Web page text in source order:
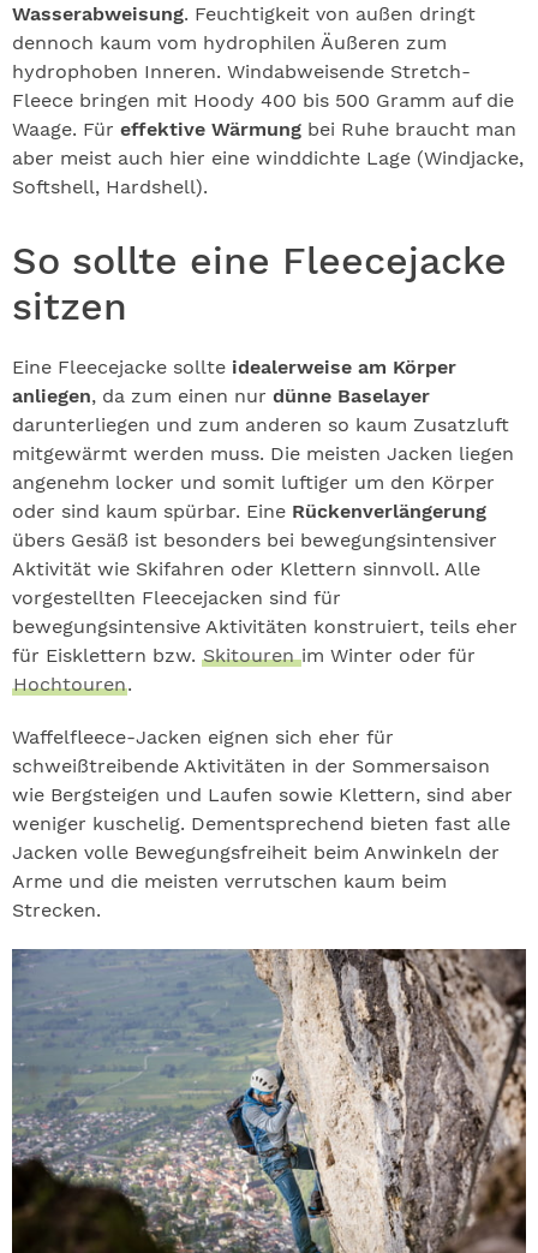
Wasserabweisung. Feuchtigkeit von außen dringt
dennoch kaum vom hydrophilen Äußeren zum
hydrophoben Inneren. Windabweisende Stretch-
Fleece bringen mit Hoody 400 bis 500 Gramm auf die
Waage. Für effektive Wärmung bei Ruhe braucht man
aber meist auch hier eine winddichte Lage (Windjacke,
Softshell, Hardshell).
So sollte eine Fleecejacke
sitzen
Eine Fleecejacke sollte idealerweise am Körper
anliegen, da zum einen nur dünne Baselayer
darunterliegen und zum anderen so kaum Zusatzluft
mitgewärmt werden muss. Die meisten Jacken liegen
angenehm locker und somit luftiger um den Körper
oder sind kaum spürbar. Eine Rückenverlängerung
übers Gesäß ist besonders bei bewegungsintensiver
Aktivität wie Skifahren oder Klettern sinnvoll. Alle
vorgestellten Fleecejacken sind für
bewegungsintensive Aktivitäten konstruiert, teils eher
für Eisklettern bzw. Skitourenim Winter oder für
Hochtouren.
Waffelfleece-Jacken eignen sich eher für
schweißtreibende Aktivitäten in der Sommersaison
wie Bergsteigen und Laufen sowie Klettern, sind aber
weniger kuschelig. Dementsprechend bieten fast alle
Jacken volle Bewegungsfreiheit beim Anwinkeln der
Arme und die meisten verrutschen kaum beim
Strecken.